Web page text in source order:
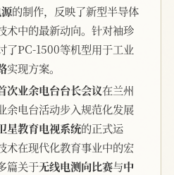
的制作，反映了新型半导体
术中的最新动向。针对袖珍
了PC-1500等机型用于工业
实现方案。
次业余电台台长会议在兰州
余电台活动步入规范化发展
星教育电视系统的正式运
术在现代化教育事业中的宏
篇关于无线电测向比赛与中